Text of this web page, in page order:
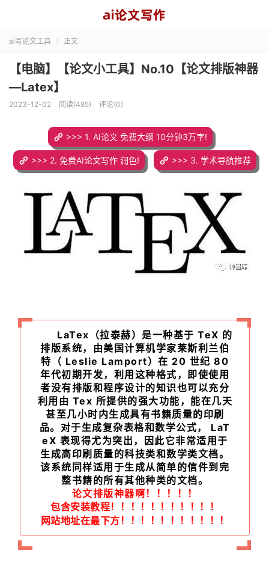
ai写论文工具  正文
【电脑】【论文小工具】No.10【论文排版神器
—Latex】
2023-12-02 阅读(485) 评论(0)
>>> 1. AI论文 免费大纲 10分钟3万字!
>>> 2. 免费AI论文写作 润色! >>> 3. 学术导航推荐
LaTex（拉泰赫）是一种基于 TeX 的
排版系统，由美国计算机学家莱斯利兰伯
特（ Leslie Lamport）在 20 世纪 80
年代初期开发，利用这种格式，即使使用
者没有排版和程序设计的知识也可以充分
利用由 Tex 所提供的强大功能，能在几天
甚至几小时内生成具有书籍质量的印刷
品。对于生成复杂表格和数学公式， LaT
eX 表现得尤为突出，因此它非常适用于
生成高印刷质量的科技类和数学类文档。
该系统同样适用于生成从简单的信件到完
整书籍的所有其他种类的文档。
论文排版神器啊！！！！！
包含安装教程！！！！！！！！！！！
网站地址在最下方！！！！！！！！！！！